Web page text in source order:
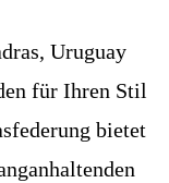
Uruguay
für Ihren Stil
bietet